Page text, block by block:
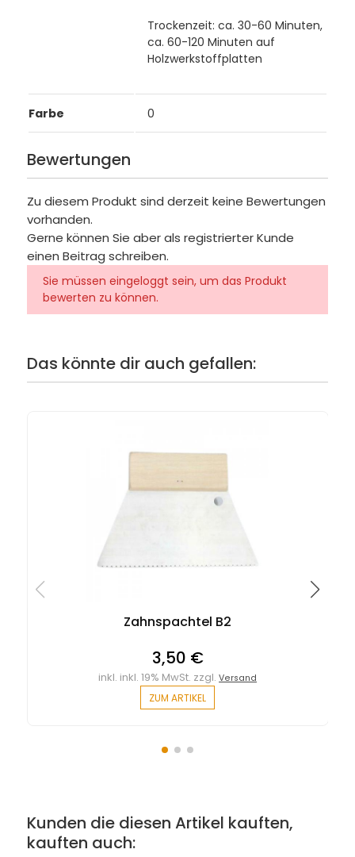
Trockenzeit: ca. 30-60 Minuten,
ca. 60-120 Minuten auf
Holzwerkstoffplatten
Farbe 0
Bewertungen
Zu diesem Produkt sind derzeit keine Bewertungen
vorhanden.
Gerne können Sie aber als registrierter Kunde
einen Beitrag schreiben.
Sie müssen eingeloggt sein, um das Produkt
bewerten zu können.
Das könnte dir auch gefallen:
Zahnspachtel B2
3,50 €
inkl. inkl. 19% MwSt. zzgl.Versand
ZUM ARTIKEL
Kunden die diesen Artikel kauften,
kauften auch: